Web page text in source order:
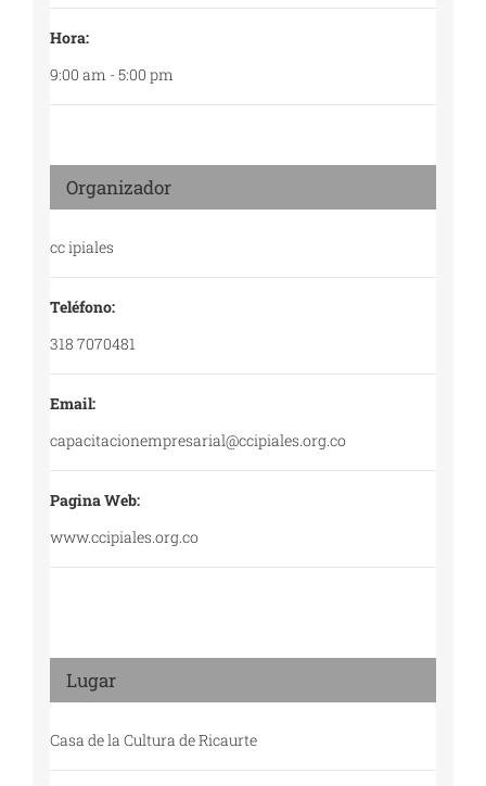
Hora:
9:00 am - 5:00 pm
Organizador
cc ipiales
Teléfono:
318 7070481
Email:
capacitacionempresarial@ccipiales.org.co
Pagina Web:
www.ccipiales.org.co
Lugar
Casa de la Cultura de Ricaurte